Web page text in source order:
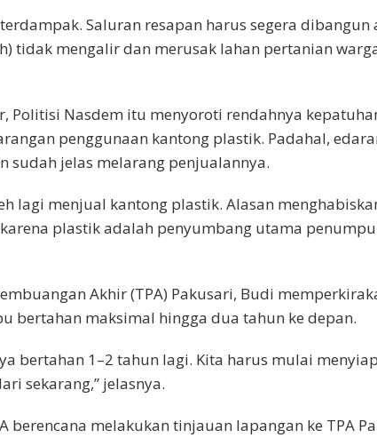
Saluran resapan harus segera dibangun
tidak mengalir dan merusak lahan pertanian
Politisi Nasdem itu menyoroti rendahnya
penggunaan kantong plastik. Padahal,
sudah jelas melarang penjualannya.
lagi menjual kantong plastik. Alasan
plastik adalah penyumbang utama
Akhir (TPA) Pakusari, Budi
bertahan maksimal hingga dua tahun ke depan.
bertahan 1–2 tahun lagi. Kita harus mulai
sekarang,” jelasnya.
berencana melakukan tinjauan lapangan ke TPA